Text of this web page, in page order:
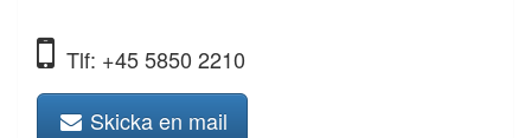
Tlf: +45 5850 2210
Skicka en mail